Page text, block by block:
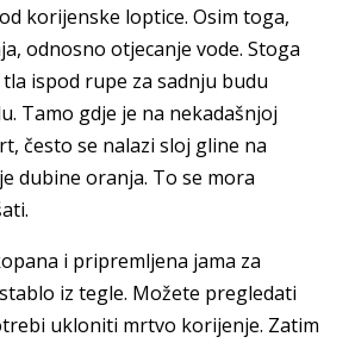
korijenske loptice. Osim toga,
odnosno otjecanje vode. Stoga
ispod rupe za sadnju budu
Tamo gdje je na nekadašnjoj
često se nalazi sloj gline na
dubine oranja. To se mora
i pripremljena jama za
iz tegle. Možete pregledati
ukloniti mrtvo korijenje. Zatim